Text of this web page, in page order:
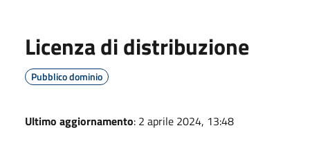
Licenza di distribuzione
Pubblico dominio
Ultimo aggiornamento: 2 aprile 2024, 13:48